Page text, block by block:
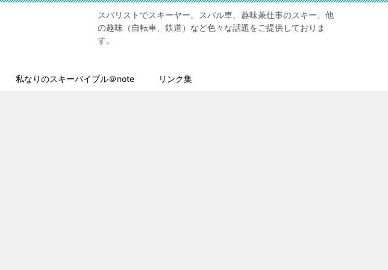
スバリストでスキーヤー。スバル車、趣味兼仕事のスキー、他
の趣味（自転車、鉄道）など色々な話題をご提供しておりま
す。
私なりのスキーバイブル＠note リンク集